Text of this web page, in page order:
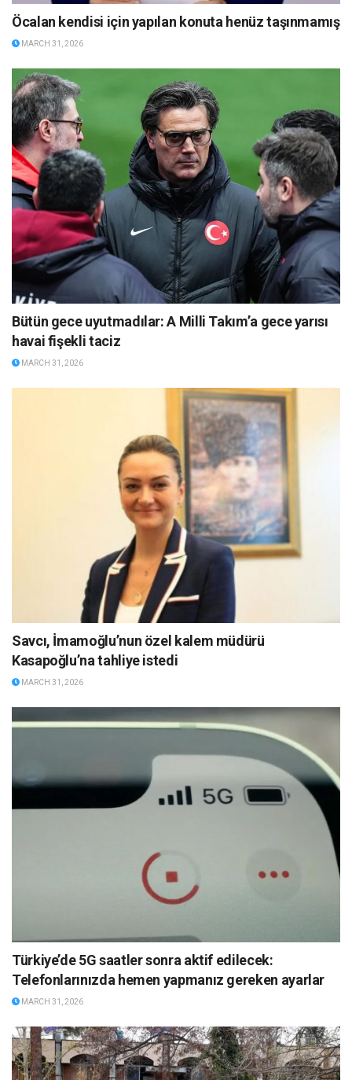
Öcalan kendisi için yapılan konuta henüz taşınmamış
MARCH 31, 2026
Bütün gece uyutmadılar: A Milli Takım’a gece yarısı
havai fişekli taciz
MARCH 31, 2026
Savcı, İmamoğlu’nun özel kalem müdürü
Kasapoğlu’na tahliye istedi
MARCH 31, 2026
Türkiye’de 5G saatler sonra aktif edilecek:
Telefonlarınızda hemen yapmanız gereken ayarlar
MARCH 31, 2026